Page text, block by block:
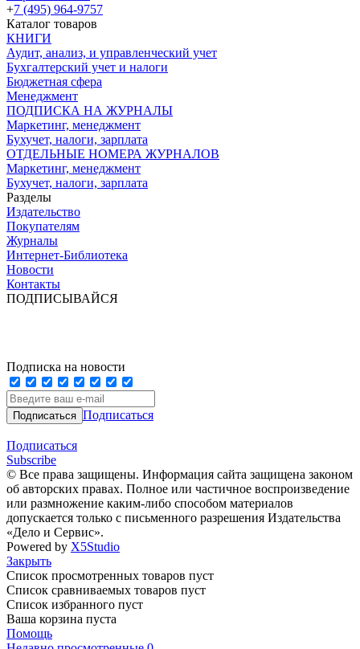
+7 (495) 964-9757
Каталог товаров
КНИГИ
Аудит, анализ, и управленческий учет
Бухгалтерский учет и налоги
Бюджетная сфера
Менеджмент
ПОДПИСКА НА ЖУРНАЛЫ
Маркетинг, менеджмент
Бухучет, налоги, зарплата
ОТДЕЛЬНЫЕ НОМЕРА ЖУРНАЛОВ
Маркетинг, менеджмент
Бухучет, налоги, зарплата
Разделы
Издательство
Покупателям
Журналы
Интернет-Библиотека
Новости
Контакты
ПОДПИСЫВАЙСЯ
Подписка на новости
Подписаться
Подписаться
Subscribe
© Все права защищены. Информация сайта защищена законом
об авторских правах. Полное или частичное воспроизведение
или размножение каким-либо способом материалов
допускается только с письменного разрешения Издательства
«Дело и Сервис».
Powered by X5Studio
Закрыть
Список просмотренных товаров пуст
Список сравниваемых товаров пуст
Список избранного пуст
Ваша корзина пуста
Помощь